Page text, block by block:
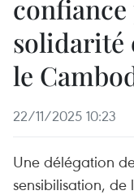
solidarité
le
22/11/2025 10:23
Une délégation
sensibilisation,